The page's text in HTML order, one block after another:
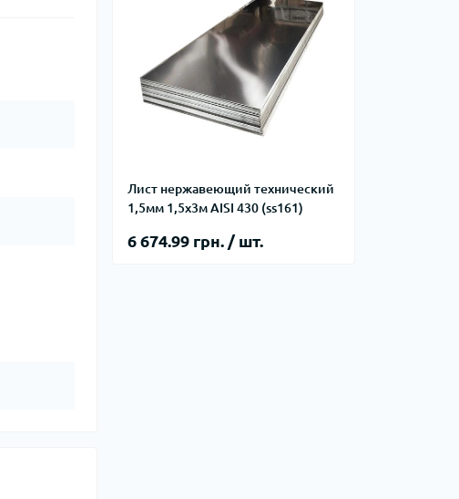
Лист нержавеющий технический
1,5мм 1,5х3м AISI 430 (ss161)
6 674.99 грн. / шт.